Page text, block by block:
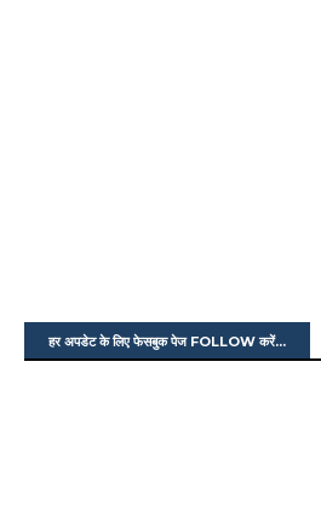
हर अपडेट के लिए फेसबुक पेज FOLLOW करें...